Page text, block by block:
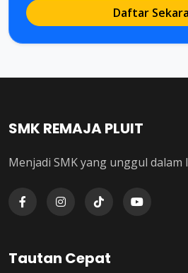
Daftar
SMK REMAJA PLUIT
Menjadi SMK yang unggul dalam
Tautan Cepat